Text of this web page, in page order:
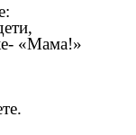
«Мама!»